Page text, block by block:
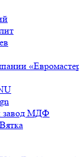
завод МДФ